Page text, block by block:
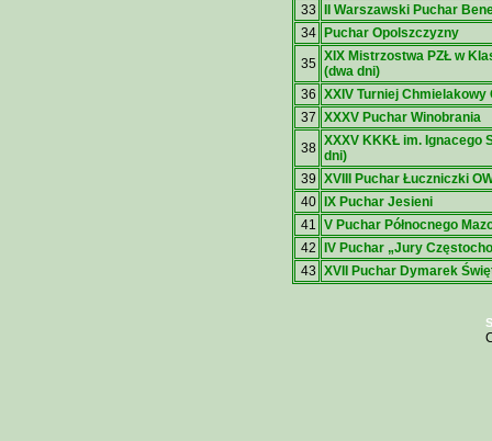
33
II Warszawski Puchar
34
Puchar Opolszczyzny
35 XIX Mistrzostwa PZŁ w
(dwa dni)
36 XXIV Turniej Chmielakowy
37 XXXV Puchar Winobrania
38 XXXV KKKŁ im. Ignacego
dni)
39 XVIII Puchar Łuczniczki
40
IX Puchar Jesieni
41 V Puchar Północnego
42
IV Puchar „Jury
43 XVII Puchar Dymarek